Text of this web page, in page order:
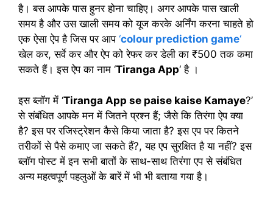
है। बस आपके पास हुनर होना चाहिए। अगर आपके पास खाली
समय है और उस खाली समय को यूज करके अर्निंग करना चाहते हो
एक ऐसा ऐप है जिस पर आप ‘colour prediction game‘
खेल कर, सर्वे कर और ऐप को रेफर कर डेली का ₹500 तक कमा
सकते हैं। इस ऐप का नाम ‘Tiranga App‘ है ।
इस ब्लॉग में ‘Tiranga App se paise kaise Kamaye?’
से संबंधित आपके मन में जितने प्रश्न हैं; जैसे कि तिरंगा ऐप क्या
है? इस पर रजिस्ट्रेशन कैसे किया जाता है? इस एप पर कितने
तरीकों से पैसे कमाए जा सकते हैं?, यह एप सुरक्षित है या नहीं? इस
ब्लॉग पोस्ट में इन सभी बातों के साथ-साथ तिरंगा एप से संबंधित
अन्य महत्वपूर्ण पहलुओं के बारें में भी भी बताया गया है।